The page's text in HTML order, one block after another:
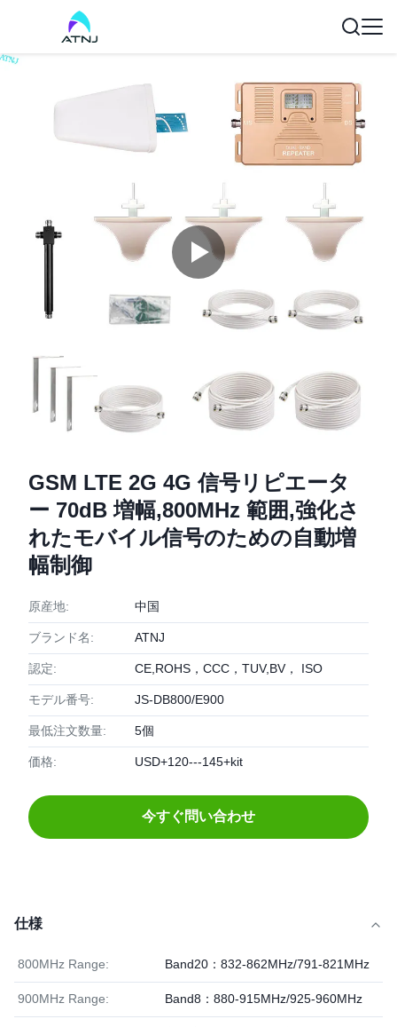
GSM LTE 2G 4G 信号リピエータ
ー 70dB 増幅,800MHz 範囲,強化さ
れたモバイル信号のための自動増
幅制御
原産地: 中国
ブランド名: ATNJ
認定: CE,ROHS，CCC，TUV,BV， ISO
モデル番号: JS-DB800/E900
最低注文数量: 5個
価格: USD+120---145+kit
今すぐ問い合わせ
仕様
800MHz Range: Band20：832-862MHz/791-821MHz
900MHz Range: Band8：880-915MHz/925-960MHz